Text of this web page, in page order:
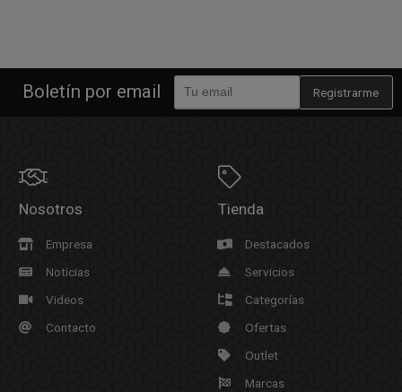
Boletín por email Registrarme
Nosotros
Empresa
Noticias
Videos
Contacto
Tienda
Destacados
Servicios
Categorías
Ofertas
Outlet
Marcas